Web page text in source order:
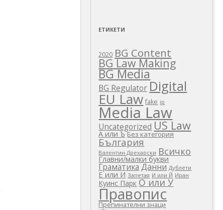
ЕТИКЕТИ
2020 BG Content
BG Law Making
BG Media
BG Regulator Digital
EU Law fake ip
Media Law
Uncategorized US Law
А или Ъ Без категория
България
Валентин Дрехарски Всичко
Главни/малки букви
Граматика Данни Дублети
Е или И Запетая И или Й Иран
Куинс Парк О или У
Правопис
Препинателни знаци